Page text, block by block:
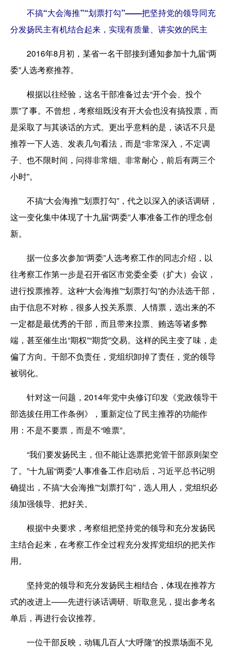
不搞“大会海推”“划票打勾”——把坚持党的领导同充
分发扬民主有机结合起来，实现有质量、讲实效的民主
2016年8月初，某省一名干部接到通知参加十九届“两
委”人选考察推荐。
根据以往经验，这名干部准备过去“开个会、投个
票”了事。不曾想，考察组既没有开大会也没有搞投票，而
是采取了与其谈话的方式。更出乎意料的是，谈话不只是
推荐一下人选、发表几句看法，而是“非常深入，不定调
子、也不限时间，问得非常细、非常耐心，前后有两三个
小时”。
不搞“大会海推”“划票打勾”，代之以深入的谈话调研，
这一变化集中体现了十九届“两委”人事准备工作的理念创
新。
据一位多次参加“两委”人选考察工作的同志介绍，以
往考察工作第一步是召开省区市党委全委（扩大）会议，
进行投票推荐。这种“大会海推”“划票打勾”的办法选干部，
由于信息不对称，很多人投关系票、人情票，选出来的不
一定都是最优秀的干部，而且带来拉票、贿选等诸多弊
端，甚至催生出“期权”“期货”交易。这样的民主变了味，走
偏了方向。干部不负责任，党组织卸掉了责任，党的领导
被弱化。
针对这一问题，2014年党中央修订印发《党政领导干
部选拔任用工作条例》，重新定位了民主推荐的功能作
用：不是不要票，而是不“唯票”。
“我们要发扬民主，但不能让选票把党管干部原则架空
了。”十九届“两委”人事准备工作启动后，习近平总书记明
确提出，不搞“大会海推”“划票打勾”，选人用人，党组织必
须加强领导、把好关。
根据中央要求，考察组把坚持党的领导和充分发扬民
主结合起来，在考察工作全过程充分发挥党组织的把关作
用。
坚持党的领导和充分发扬民主相结合，体现在推荐方
式的改进上——先进行谈话调研、听取意见，提出参考名
单后，再进行会议推荐。
一位干部反映，动辄几百人“大呼隆”的投票场面不见